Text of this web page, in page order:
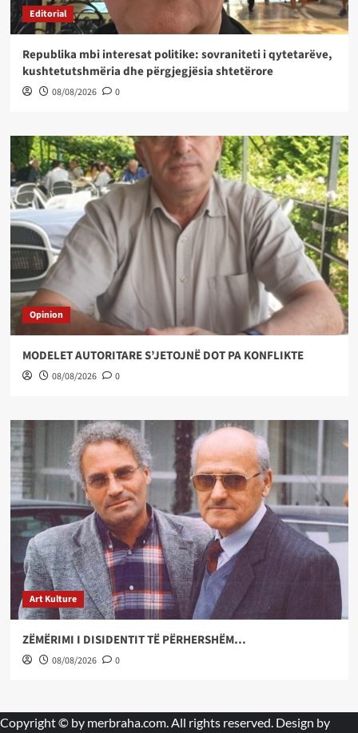
Editorial
Republika mbi interesat politike: sovraniteti i qytetarëve,
kushtetutshmëria dhe përgjegjësia shtetërore
08/08/2026 0
Opinion
MODELET AUTORITARE S’JETOJNË DOT PA KONFLIKTE
08/08/2026 0
Art Kulture
ZËMËRIMI I DISIDENTIT TË PËRHERSHËM…
08/08/2026 0
Copyright © by merbraha.com. All rights reserved. Design by